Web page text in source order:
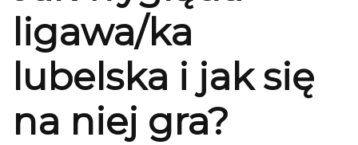
ligawa/ka
lubelska i jak się
na niej gra?